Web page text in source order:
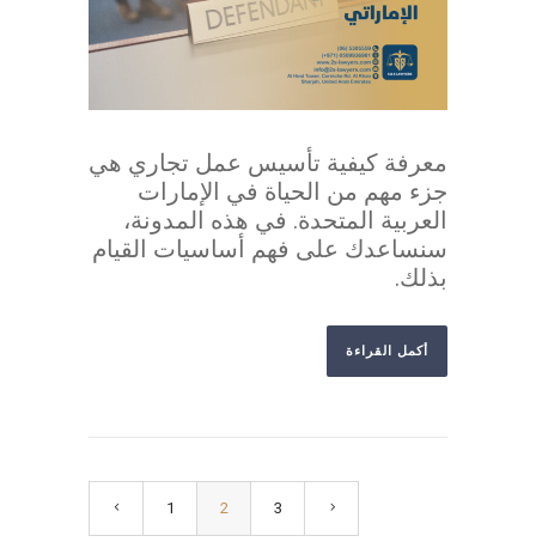
معرفة كيفية تأسيس عمل تجاري هي
جزء مهم من الحياة في الإمارات
العربية المتحدة. في هذه المدونة،
سنساعدك على فهم أساسيات القيام
بذلك.
أكمل القراءة
1 2 3